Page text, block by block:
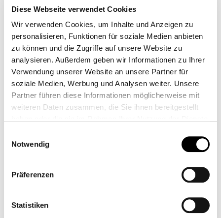
Diese Webseite verwendet Cookies
Wir verwenden Cookies, um Inhalte und Anzeigen zu
personalisieren, Funktionen für soziale Medien anbieten
zu können und die Zugriffe auf unsere Website zu
analysieren. Außerdem geben wir Informationen zu Ihrer
Verwendung unserer Website an unsere Partner für
soziale Medien, Werbung und Analysen weiter. Unsere
Partner führen diese Informationen möglicherweise mit
weiteren Daten zusammen, die Sie ihnen bereitgestellt
Weitere Informationen finden Sie unter
Datenschutz
Notwendig
Präferenzen
Statistiken
食事と一緒にクレアチンを摂取することは確かに有益で
す。しかし、甘い飲み物を飲まなくてもクレアチンは同様
に効果的です。ただし、クレアチンと一緒に大量の単純炭
水化物を摂取することは推奨されません。
クレアチンとカフェイン
純粋なカフェインとクレアチンの間には負の相互作用があ
るのではないかと疑われていますが、研究結果はまだ不完
全です。これらの研究では、体重1kgあたり5～7mgのカ
フェインが使用されており、これは体重70kgの人の場
の蓄積や筋肉の成長への悪影響は認められませんでした
性があります。したがって、コーヒーの摂取を制限すべき
かどうかはまだ明確には判断できません。予防策として、